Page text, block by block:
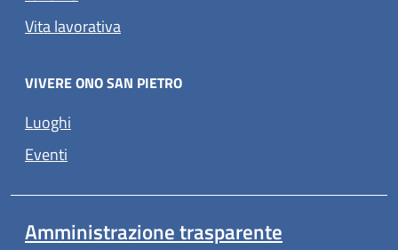
Vita lavorativa
VIVERE ONO SAN PIETRO
Luoghi
Eventi
Amministrazione trasparente